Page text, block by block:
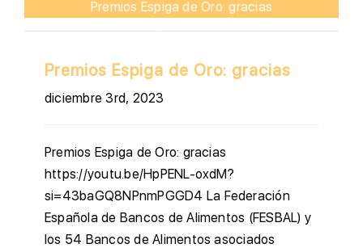
Premios Espiga de Oro: gracias
Premios Espiga de Oro: gracias
diciembre 3rd, 2023
Premios Espiga de Oro: gracias
https://youtu.be/HpPENL-oxdM?
si=43baGQ8NPnmPGGD4 La Federación
Española de Bancos de Alimentos (FESBAL) y
los 54 Bancos de Alimentos asociados